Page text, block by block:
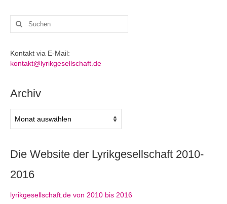
Suchen
nach:
Kontakt via E-Mail:
kontakt@lyrikgesellschaft.de
Archiv
Die Website der Lyrikgesellschaft 2010-
2016
lyrikgesellschaft.de von 2010 bis 2016